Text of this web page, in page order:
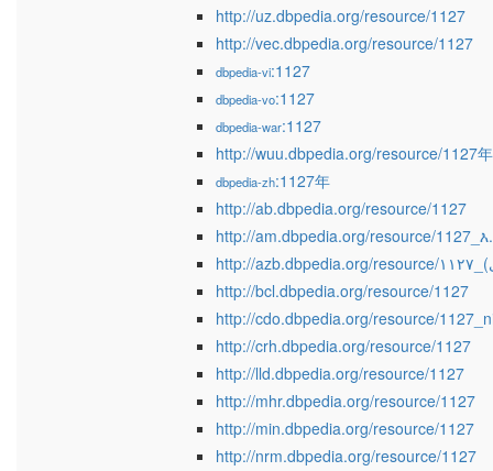
http://uz.dbpedia.org/resource/1127
http://vec.dbpedia.org/resource/1127
dbpedia-vi:1127
dbpedia-vo:1127
dbpedia-war:1127
http://wuu.dbpedia.org/resource/1127年
dbpedia-zh:1127年
http://ab.dbpedia.org/resource/1127
http://am.dbpedia.org/resource/
http://bcl.dbpedia.org/resource/1127
http://cdo.dbpedia.org/resource/
http://crh.dbpedia.org/resource/1127
http://lld.dbpedia.org/resource/1127
http://mhr.dbpedia.org/resource/1127
http://min.dbpedia.org/resource/1127
http://nrm.dbpedia.org/resource/1127